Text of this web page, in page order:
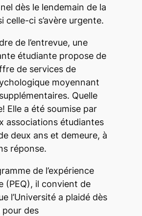
dès le lendemain de la
celle-ci s’avère urgente.
de l’entrevue, une
étudiante propose de
de services de
moyennant
Quelle
Elle a été soumise par
associations étudiantes
deux ans et demeure, à
réponse.
de l’expérience
(PEQ), il convient de
l’Université a plaidé dès
pour des